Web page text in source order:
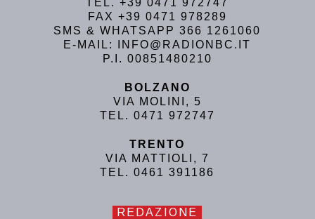
FAX +39 0471 978289
SMS & WHATSAPP 366 1261060
E-MAIL: INFO@RADIONBC.IT
P.I. 00851480210
BOLZANO
VIA MOLINI, 5
TEL. 0471 972747
TRENTO
VIA MATTIOLI, 7
TEL. 0461 391186
REDAZIONE